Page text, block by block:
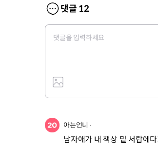
댓글 12
아는언니
남자애가 내 책상 밑 서랍에